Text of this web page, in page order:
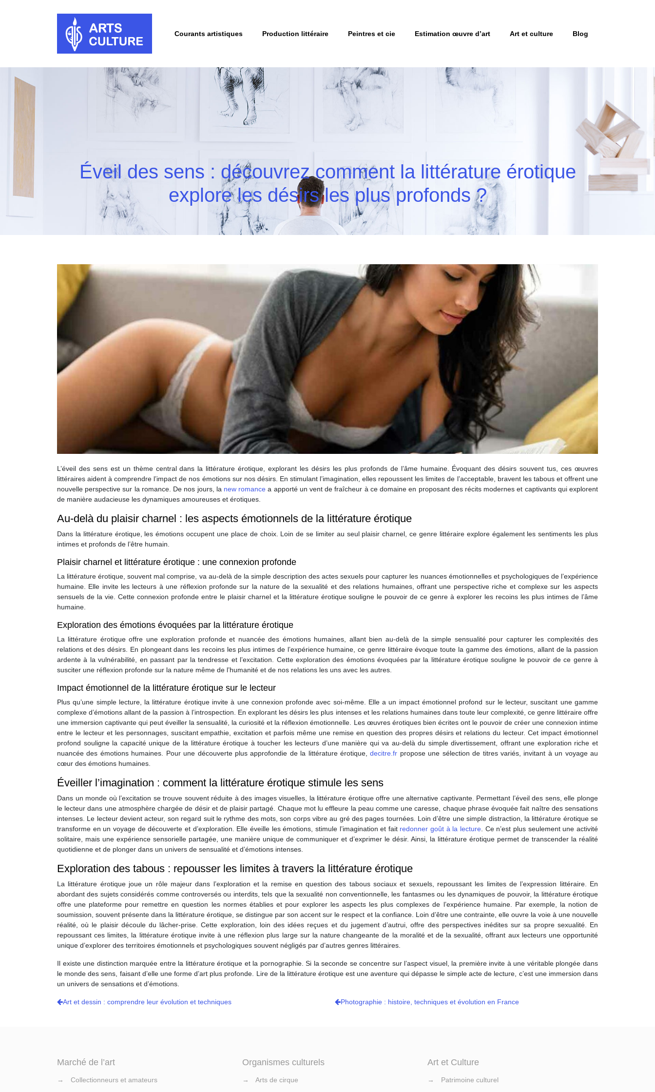
Courants artistiques Production littéraire Peintres et cie Estimation œuvre d’art Art et culture Blog
Éveil des sens : découvrez comment la littérature érotique
explore les désirs les plus profonds ?
L’éveil des sens est un thème central dans la littérature érotique, explorant les désirs les plus profonds de l’âme humaine. Évoquant des désirs souvent tus, ces œuvres
littéraires aident à comprendre l’impact de nos émotions sur nos désirs. En stimulant l’imagination, elles repoussent les limites de l’acceptable, bravent les tabous et offrent une
nouvelle perspective sur la romance. De nos jours, la new romance a apporté un vent de fraîcheur à ce domaine en proposant des récits modernes et captivants qui explorent
de manière audacieuse les dynamiques amoureuses et érotiques.
Au-delà du plaisir charnel : les aspects émotionnels de la littérature érotique
Dans la littérature érotique, les émotions occupent une place de choix. Loin de se limiter au seul plaisir charnel, ce genre littéraire explore également les sentiments les plus
intimes et profonds de l’être humain.
Plaisir charnel et littérature érotique : une connexion profonde
La littérature érotique, souvent mal comprise, va au-delà de la simple description des actes sexuels pour capturer les nuances émotionnelles et psychologiques de l’expérience
humaine. Elle invite les lecteurs à une réflexion profonde sur la nature de la sexualité et des relations humaines, offrant une perspective riche et complexe sur les aspects
sensuels de la vie. Cette connexion profonde entre le plaisir charnel et la littérature érotique souligne le pouvoir de ce genre à explorer les recoins les plus intimes de l’âme
humaine.
Exploration des émotions évoquées par la littérature érotique
La littérature érotique offre une exploration profonde et nuancée des émotions humaines, allant bien au-delà de la simple sensualité pour capturer les complexités des
relations et des désirs. En plongeant dans les recoins les plus intimes de l’expérience humaine, ce genre littéraire évoque toute la gamme des émotions, allant de la passion
ardente à la vulnérabilité, en passant par la tendresse et l’excitation. Cette exploration des émotions évoquées par la littérature érotique souligne le pouvoir de ce genre à
susciter une réflexion profonde sur la nature même de l’humanité et de nos relations les uns avec les autres.
Impact émotionnel de la littérature érotique sur le lecteur
Plus qu’une simple lecture, la littérature érotique invite à une connexion profonde avec soi-même. Elle a un impact émotionnel profond sur le lecteur, suscitant une gamme
complexe d’émotions allant de la passion à l’introspection. En explorant les désirs les plus intenses et les relations humaines dans toute leur complexité, ce genre littéraire offre
une immersion captivante qui peut éveiller la sensualité, la curiosité et la réflexion émotionnelle. Les œuvres érotiques bien écrites ont le pouvoir de créer une connexion intime
entre le lecteur et les personnages, suscitant empathie, excitation et parfois même une remise en question des propres désirs et relations du lecteur. Cet impact émotionnel
profond souligne la capacité unique de la littérature érotique à toucher les lecteurs d’une manière qui va au-delà du simple divertissement, offrant une exploration riche et
nuancée des émotions humaines. Pour une découverte plus approfondie de la littérature érotique,decitre.fr propose une sélection de titres variés, invitant à un voyage au
cœur des émotions humaines.
Éveiller l’imagination : comment la littérature érotique stimule les sens
Dans un monde où l’excitation se trouve souvent réduite à des images visuelles, la littérature érotique offre une alternative captivante. Permettant l’éveil des sens, elle plonge
le lecteur dans une atmosphère chargée de désir et de plaisir partagé. Chaque mot lu effleure la peau comme une caresse, chaque phrase évoquée fait naître des sensations
intenses. Le lecteur devient acteur, son regard suit le rythme des mots, son corps vibre au gré des pages tournées. Loin d’être une simple distraction, la littérature érotique se
transforme en un voyage de découverte et d’exploration. Elle éveille les émotions, stimule l’imagination et fait redonner goût à la lecture. Ce n’est plus seulement une activité
solitaire, mais une expérience sensorielle partagée, une manière unique de communiquer et d’exprimer le désir. Ainsi, la littérature érotique permet de transcender la réalité
quotidienne et de plonger dans un univers de sensualité et d’émotions intenses.
Exploration des tabous : repousser les limites à travers la littérature érotique
La littérature érotique joue un rôle majeur dans l’exploration et la remise en question des tabous sociaux et sexuels, repoussant les limites de l’expression littéraire. En
abordant des sujets considérés comme controversés ou interdits, tels que la sexualité non conventionnelle, les fantasmes ou les dynamiques de pouvoir, la littérature érotique
offre une plateforme pour remettre en question les normes établies et pour explorer les aspects les plus complexes de l’expérience humaine. Par exemple, la notion de
soumission, souvent présente dans la littérature érotique, se distingue par son accent sur le respect et la confiance. Loin d’être une contrainte, elle ouvre la voie à une nouvelle
réalité, où le plaisir découle du lâcher-prise. Cette exploration, loin des idées reçues et du jugement d’autrui, offre des perspectives inédites sur sa propre sexualité. En
repoussant ces limites, la littérature érotique invite à une réflexion plus large sur la nature changeante de la moralité et de la sexualité, offrant aux lecteurs une opportunité
unique d’explorer des territoires émotionnels et psychologiques souvent négligés par d’autres genres littéraires.
Il existe une distinction marquée entre la littérature érotique et la pornographie. Si la seconde se concentre sur l’aspect visuel, la première invite à une véritable plongée dans
le monde des sens, faisant d’elle une forme d’art plus profonde. Lire de la littérature érotique est une aventure qui dépasse le simple acte de lecture, c’est une immersion dans
un univers de sensations et d’émotions.
Art et dessin : comprendre leur évolution et techniques Photographie : histoire, techniques et évolution en France
Marché de l’art
→
Collectionneurs et amateurs
Organismes culturels
→
Arts de cirque
Art et Culture
→
Patrimoine culturel